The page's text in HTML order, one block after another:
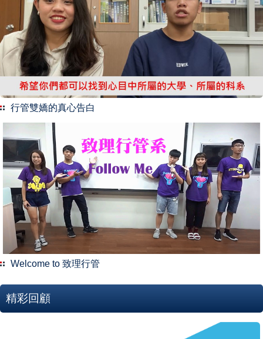
行管雙嬌的真心告白
Welcome to 致理行管
精彩回顧